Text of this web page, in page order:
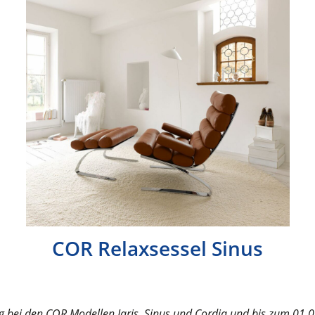
COR Relaxsessel Sinus